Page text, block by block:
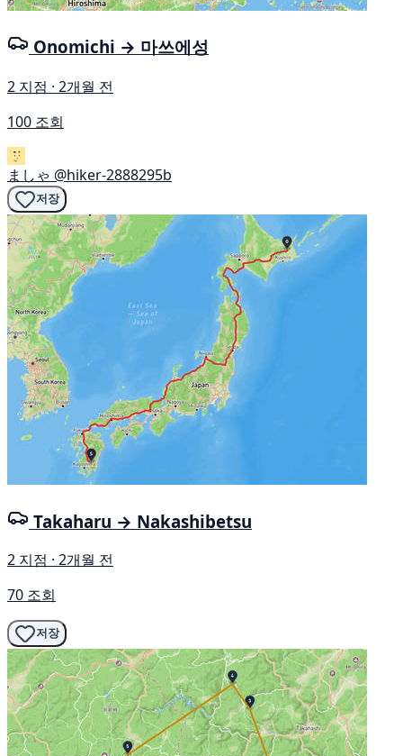
Onomichi → 마쓰에성
2 지점 · 2개월 전
100 조회
ましゃ @hiker-2888295b
저장
Takaharu → Nakashibetsu
2 지점 · 2개월 전
70 조회
저장